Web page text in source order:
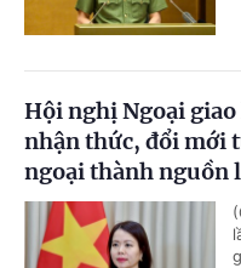
Hội nghị Ngoại
nhận thức, đổi mới
ngoại thành nguồn